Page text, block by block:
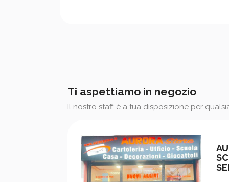
Ti aspettiamo in negozio
Il nostro staff è a tua disposizione per